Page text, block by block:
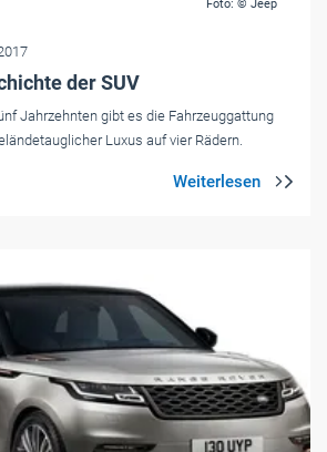
Foto: © Jeep
der SUV
Jahrzehnten gibt es die Fahrzeuggattung
Luxus auf vier Rädern.